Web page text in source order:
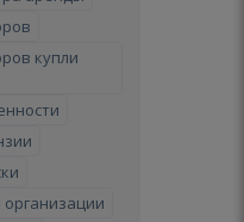
купли
организации